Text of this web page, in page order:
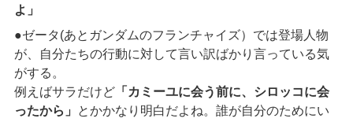
よ」
●ゼータ(あとガンダムのフランチャイズ）では登場人物
が、自分たちの行動に対して言い訳ばかり言っている気
がする。
例えばサラだけど「カミーユに会う前に、シロッコに会
ったから」
とかかなり明白だよね。誰が自分のためにい